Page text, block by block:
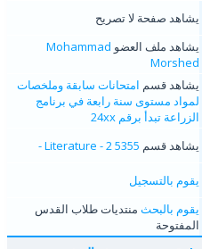
يشاهد صفحة لا تصريح
يشاهد ملف العضوMohammad
Morshed
يشاهد قسمامتحانات سابقة وملخصات
لمواد مستوى سنة رابعة في برنامج
الزراعة تبدأ برقم 24xx
يشاهد قسم5355 Literature - 2 -
يقوم بالتسجيل
يقوم بالبحثمنتديات طلاب القدس
المفتوحة